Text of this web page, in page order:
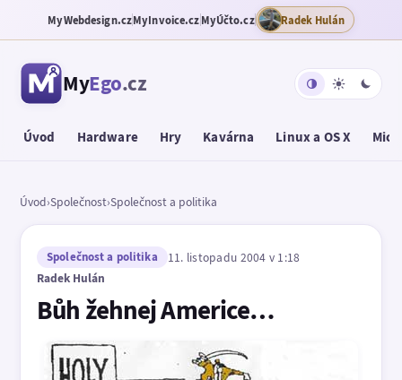
MyWebdesign.czMyInvoice.czMyÚčto.cz Radek Hulán
MyEgo.cz
Úvod Hardware Hry Kavárna Linux a OS X
Úvod›Společnost›Společnost a politika
Společnost a politika
11. listopadu 2004 v 1:18
Radek Hulán
Bůh žehnej Americe…